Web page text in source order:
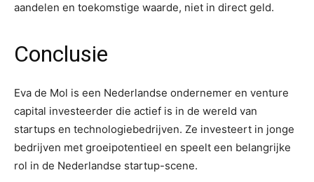
aandelen en toekomstige waarde, niet in direct geld.
Conclusie
Eva de Mol is een Nederlandse ondernemer en venture
capital investeerder die actief is in de wereld van
startups en technologiebedrijven. Ze investeert in jonge
bedrijven met groeipotentieel en speelt een belangrijke
rol in de Nederlandse startup-scene.